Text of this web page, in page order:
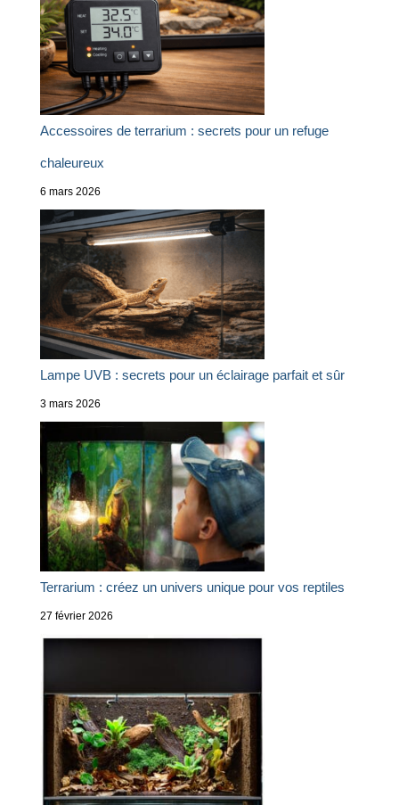
Accessoires de terrarium : secrets pour un refuge
chaleureux
6 mars 2026
Lampe UVB : secrets pour un éclairage parfait et sûr
3 mars 2026
Terrarium : créez un univers unique pour vos reptiles
27 février 2026